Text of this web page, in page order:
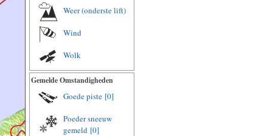
Weer (onderste lift)
Wind
Wolk
Gemelde Omstandigheden
Goede piste [0]
Poeder sneeuw
gemeld [0]